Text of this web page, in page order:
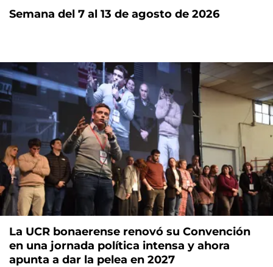
Semana del 7 al 13 de agosto de 2026
La UCR bonaerense renovó su Convención
en una jornada política intensa y ahora
apunta a dar la pelea en 2027